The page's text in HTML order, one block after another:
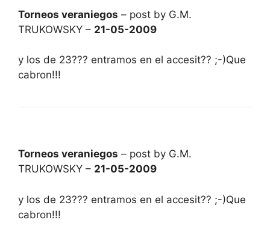
Torneos veraniegos – post by G.M.
TRUKOWSKY – 21-05-2009
y los de 23??? entramos en el accesit?? ;-)Que
cabron!!!
Torneos veraniegos – post by G.M.
TRUKOWSKY – 21-05-2009
y los de 23??? entramos en el accesit?? ;-)Que
cabron!!!